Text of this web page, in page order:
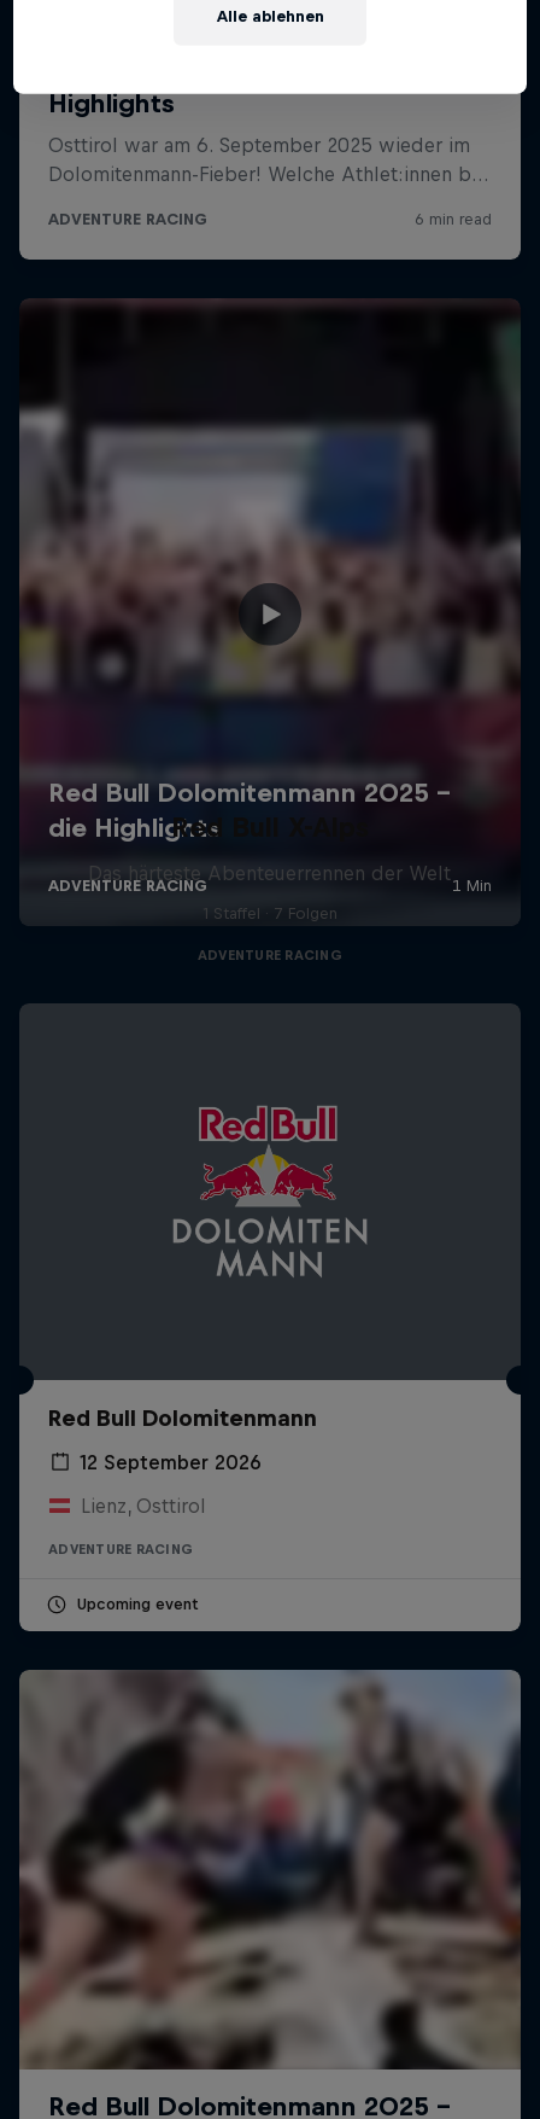
Red Bull X-Alps
Das härteste Abenteuerrennen der Welt
1 Staffel · 7 Folgen
ADVENTURE RACING
Red Bull Dolomitenmann
12 September 2026
Lienz, Osttirol
ADVENTURE RACING
Upcoming event
Alle ablehnen